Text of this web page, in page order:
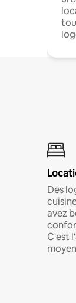
Des
avez
C'est